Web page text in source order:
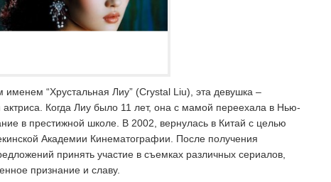
именем “Хрустальная Лиу” (Crystal Liu), эта девушка –
Когда Лиу было 11 лет, она с мамой переехала в Нью-
в престижной школе. В 2002, вернулась в Китай с целью
Академии Кинематографии. После получения
принять участие в съемках различных сериалов,
признание и славу.